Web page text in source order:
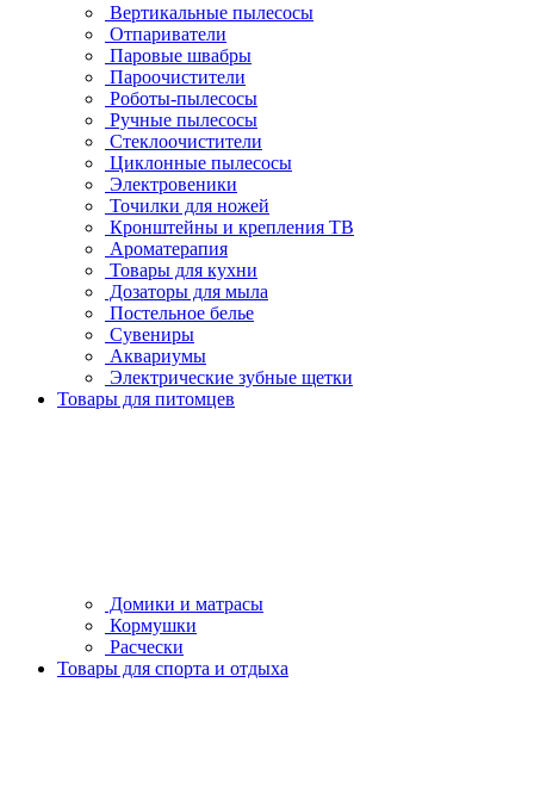
Вертикальные пылесосы
Отпариватели
Паровые швабры
Пароочистители
Роботы-пылесосы
Ручные пылесосы
Стеклоочистители
Циклонные пылесосы
Электровеники
Точилки для ножей
Кронштейны и крепления ТВ
Ароматерапия
Товары для кухни
Дозаторы для мыла
Постельное белье
Сувениры
Аквариумы
Электрические зубные щетки
Товары для питомцев
Домики и матрасы
Кормушки
Расчески
Товары для спорта и отдыха